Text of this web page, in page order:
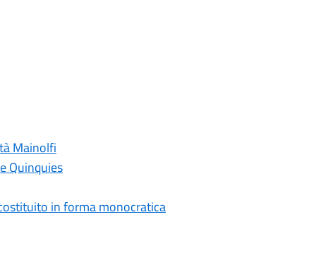
Mainolfi
Quinquies
in forma monocratica